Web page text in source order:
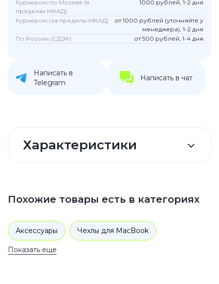
Курьером по Москве (в
пределах МКАД)
1000 рублей, 1-2 дня
Курьером (за пределы МКАД)
от 1000 рублей (уточняйте у
менеджера), 1-2 дня
По России (СДЭК)
от 500 рублей, 1-4 дня
Написать в
Telegram
Написать в чат
Характеристики
Похожие товары есть в категориях
Аксессуары Чехлы для MacBook
Показать еще